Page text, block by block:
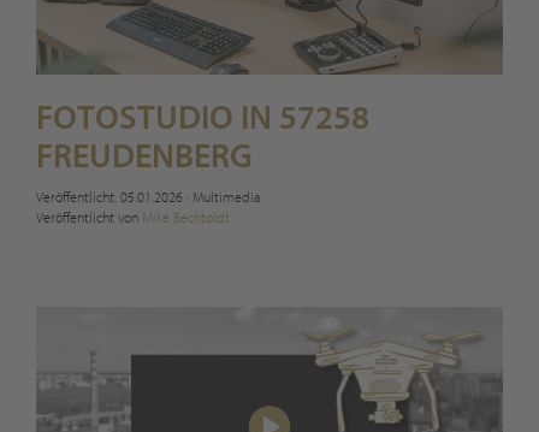
FOTOSTUDIO IN 57258
FREUDENBERG
Veröffentlicht: 05.01.2026 · Multimedia
Veröffentlicht von Mike Bechtoldt